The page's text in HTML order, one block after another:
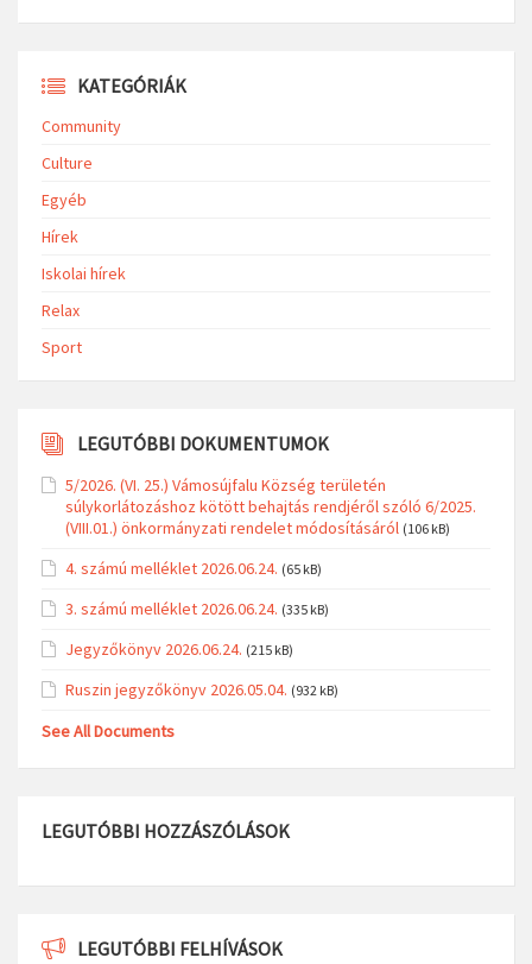
KATEGÓRIÁK
Community
Culture
Egyéb
Hírek
Iskolai hírek
Relax
Sport
LEGUTÓBBI DOKUMENTUMOK
5/2026. (VI. 25.) Vámosújfalu Község területén
súlykorlátozáshoz kötött behajtás rendjéről szóló 6/2025.
(VIII.01.) önkormányzati rendelet módosításáról (106 kB)
4. számú melléklet 2026.06.24. (65 kB)
3. számú melléklet 2026.06.24. (335 kB)
Jegyzőkönyv 2026.06.24. (215 kB)
Ruszin jegyzőkönyv 2026.05.04. (932 kB)
See All Documents
LEGUTÓBBI HOZZÁSZÓLÁSOK
LEGUTÓBBI FELHÍVÁSOK